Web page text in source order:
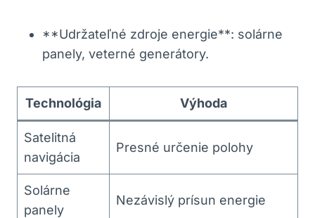
**Udržateľné ​zdroje energie**: solárne
panely, veterné generátory.
Technológia Výhoda
Satelitná‌
navigácia
Presné určenie ⁣polohy
Solárne
panely
Nezávislý prísun energie